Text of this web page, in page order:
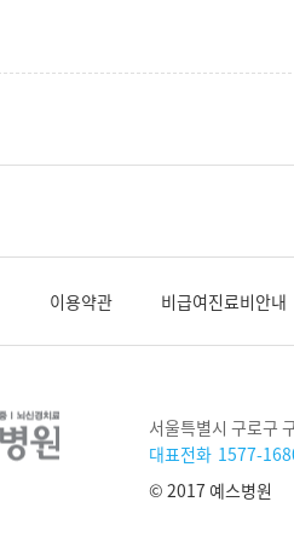
이용약관 비급여진료비안내
주
소
서울특별시 구로구
대표전화 1577-
© 2017 예스병원